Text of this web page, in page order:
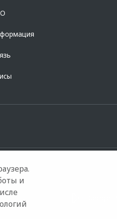
Google
и